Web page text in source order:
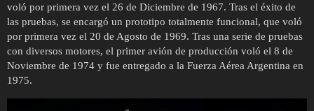
voló por primera vez el 26 de Diciembre de 1967. Tras el éxito de
las pruebas, se encargó un prototipo totalmente funcional, que voló
por primera vez el 20 de Agosto de 1969. Tras una serie de pruebas
con diversos motores, el primer avión de producción voló el 8 de
Noviembre de 1974 y fue entregado a la Fuerza Aérea Argentina en
1975.